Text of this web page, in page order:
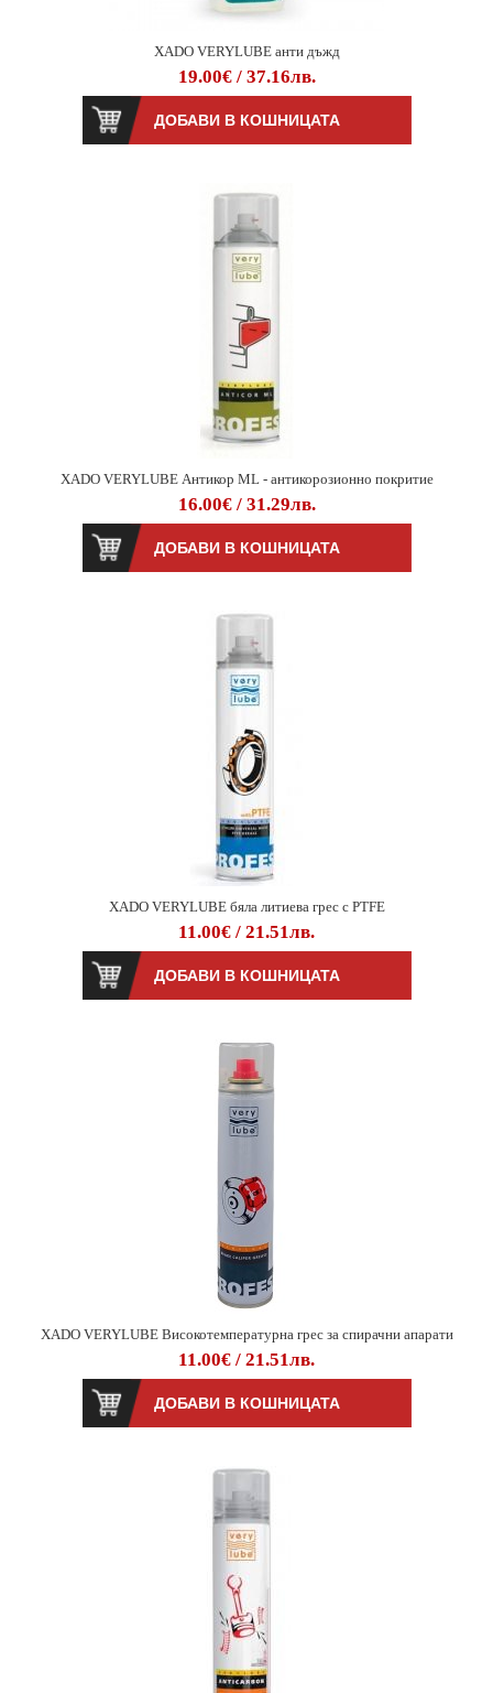
XADO VERYLUBE анти дъжд
19.00€ / 37.16лв.
XADO VERYLUBE Антикор ML - антикорозионно покритие
16.00€ / 31.29лв.
XADO VERYLUBE бяла литиева грес с PTFE
11.00€ / 21.51лв.
XADO VERYLUBE Високотемпературна грес за спирачни апарати
11.00€ / 21.51лв.